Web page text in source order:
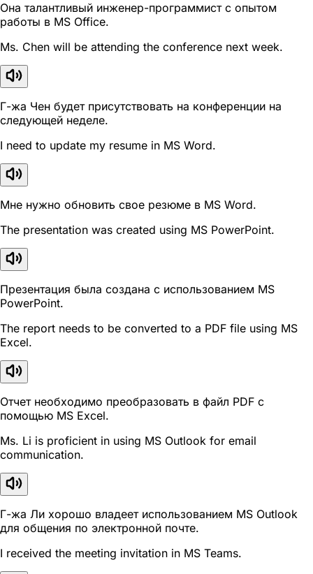
Она талантливый инженер-программист с опытом
работы в MS Office.
Ms. Chen will be attending the conference next week.
Г-жа Чен будет присутствовать на конференции на
следующей неделе.
I need to update my resume in MS Word.
Мне нужно обновить свое резюме в MS Word.
The presentation was created using MS PowerPoint.
Презентация была создана с использованием MS
PowerPoint.
The report needs to be converted to a PDF file using MS
Excel.
Отчет необходимо преобразовать в файл PDF с
помощью MS Excel.
Ms. Li is proficient in using MS Outlook for email
communication.
Г-жа Ли хорошо владеет использованием MS Outlook
для общения по электронной почте.
I received the meeting invitation in MS Teams.